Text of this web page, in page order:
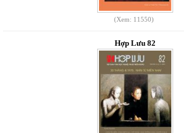
(Xem: 11550)
Hợp Lưu 82